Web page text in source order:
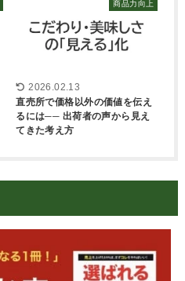
商品力向上
2026.02.13
直売所で価格以外の価値を伝え
るには── 出荷者の声から見え
てきた考え方